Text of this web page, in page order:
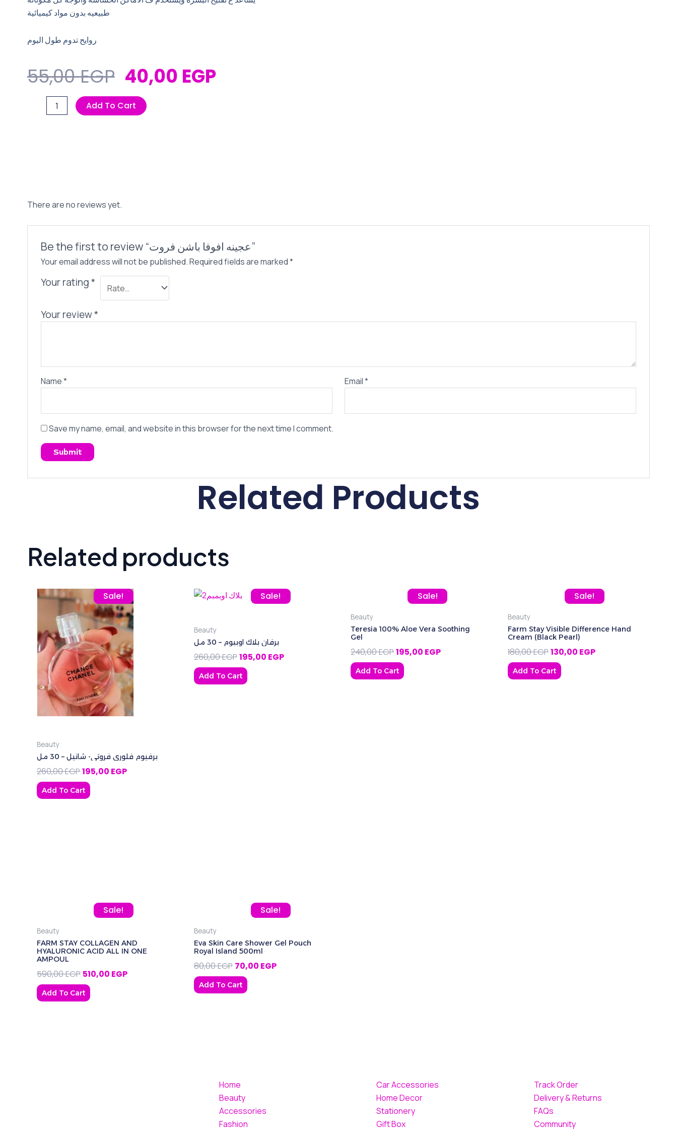
طبيعيه بدون مواد كيميائية
روايح تدوم طول اليوم
55,00EGP Original
Price
Was:
40,00 EGPCurrent
Add To Cart
There are no reviews yet.
Be the first to review “عجينه افوفا باشن فروت”
Your email address will not be published. Required fields are marked*
Your rating*
Your review*
Name* Email*
Save my name, email, and website in this browser for the next time I comment.
Related Products
Related products
Sale!
Beauty
برفيوم فلوري فروتي- شانيل – 30 مل
260,00EGP
Original price was: 260,00 EGP.
195,00 EGP
Current price is: 195,00 EGP.
Add To Cart
Sale!
Beauty
برفان بلاك اوبيوم – 30 مل
260,00EGP
Original price was: 260,00 EGP.
195,00 EGP
Current price is: 195,00 EGP.
Add To Cart
Sale!
Beauty
Teresia 100% Aloe Vera Soothing
Gel
240,00EGP
Original price was: 240,00 EGP.
195,00 EGP
Current price is: 195,00 EGP.
Add To Cart
Sale!
Beauty
Farm Stay Visible Difference Hand
Cream (Black Pearl)
180,00EGP
Original price was: 180,00 EGP.
130,00 EGP
Current price is:
Add To Cart
Sale!
Beauty
FARM STAY COLLAGEN AND
HYALURONIC ACID ALL IN ONE
AMPOUL
590,00EGP
Original price was: 590,00 EGP.
510,00 EGP
Current price is: 510,00 EGP.
Add To Cart
Sale!
Beauty
Eva Skin Care Shower Gel Pouch
Royal Island 500ml
80,00EGP
Original price was: 80,00 EGP.
70,00 EGP
Current price is: 70,00 EGP.
Add To Cart
Home
Beauty
Accessories
Fashion
Car Accessories
Home Decor
Stationery
Gift Box
Track Order
Delivery & Returns
FAQs
Community